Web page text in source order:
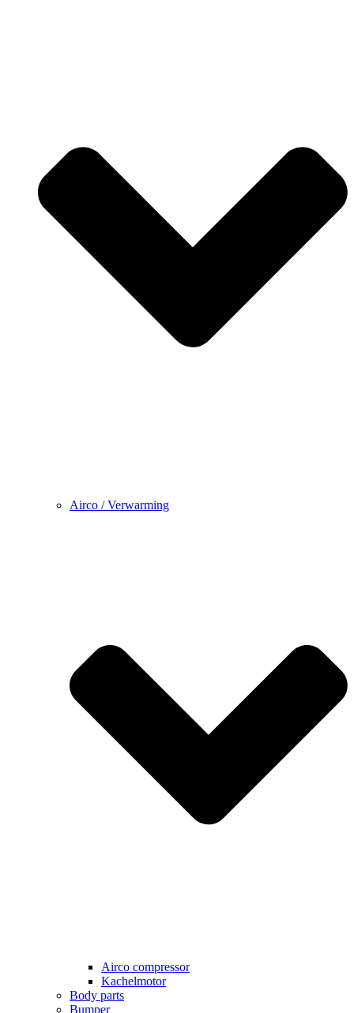
Airco / Verwarming
Airco compressor
Kachelmotor
Body parts
Bumper